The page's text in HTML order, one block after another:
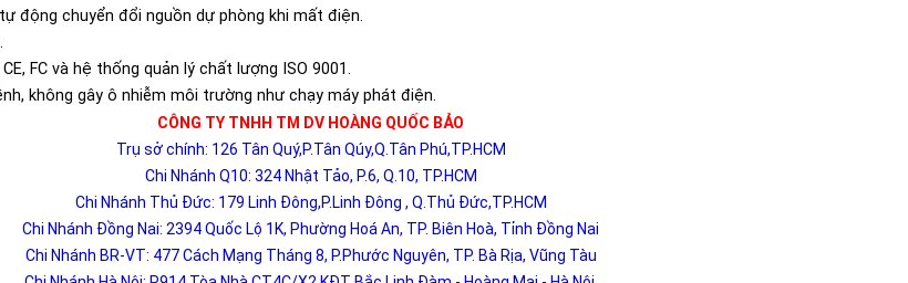
động chuyển đổi nguồn dự phòng khi mất điện.
FC và hệ thống quản lý chất lượng ISO 9001.
không gây ô nhiễm môi trường như chạy máy phát điện.
CÔNG TY TNHH TM DV HOÀNG QUỐC BẢO
Trụ sở chính: 126 Tân Quý,P.Tân Qúy,Q.Tân Phú,TP.HCM
Chi Nhánh Q10: 324 Nhật Tảo, P.6, Q.10, TP.HCM
Chi Nhánh Thủ Đức: 179 Linh Đông,P.Linh Đông , Q.Thủ Đức,TP.HCM
Chi Nhánh Đồng Nai: 2394 Quốc Lộ 1K, Phường Hoá An, TP. Biên Hoà, Tỉnh Đồng Nai
Chi Nhánh BR-VT: 477 Cách Mạng Tháng 8, P.Phước Nguyên, TP. Bà Rịa, Vũng Tàu